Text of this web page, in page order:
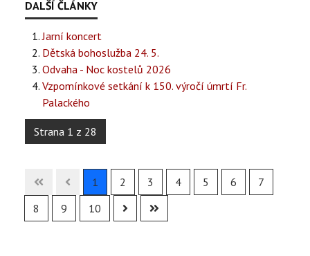
Jarní koncert
Dětská bohoslužba 24. 5.
Odvaha - Noc kostelů 2026
Vzpomínkové setkání k 150. výročí úmrtí Fr.
Palackého
Strana 1 z 28
1 2 3 4 5 6
7
8
9 10